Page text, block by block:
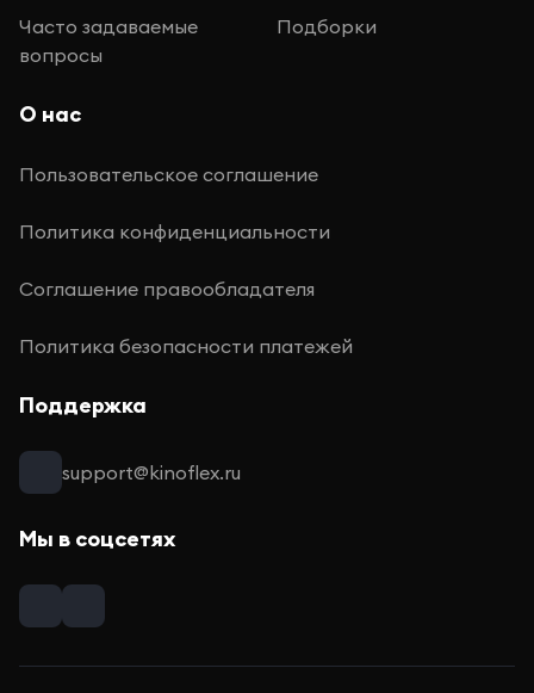
Часто задаваемые
вопросы
Подборки
О нас
Пользовательское соглашение
Политика конфиденциальности
Соглашение правообладателя
Политика безопасности платежей
Поддержка
support@kinoflex.ru
Мы в соцсетях